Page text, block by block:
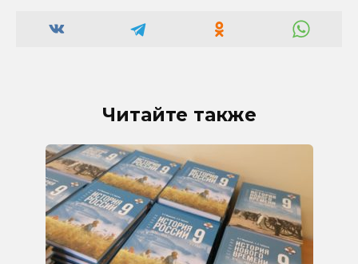
Читайте также